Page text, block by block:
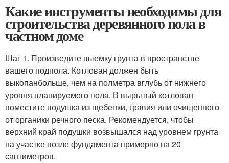
Какие инструменты необходимы для
строительства деревянного пола в
частном доме
Шаг 1. Произведите выемку грунта в пространстве
вашего подпола. Котлован должен быть
выкопанбольше, чем на полметра вглубь от нижнего
уровня планируемого пола. В вырытый котлован
поместите подушка из щебенки, гравия или очищенного
от органики речного песка. Рекомендуется, чтобы
верхний край подушки возвышался над уровнем грунта
на участке возле фундамента примерно на 20
сантиметров.